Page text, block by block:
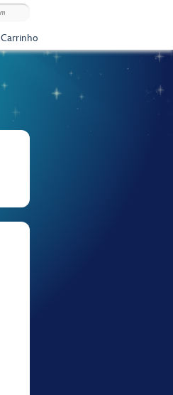
Carrinho